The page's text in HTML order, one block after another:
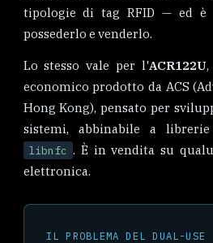
tipologie di tag RFID — ed è
possederlo e venderlo.
Lo stesso vale per l'ACR122U,
economico prodotto da ACS
Hong Kong), pensato per
sistemi, abbinabile a
libnfc . È in vendita su
elettronica.
IL PROBLEMA DEL DUAL-USE